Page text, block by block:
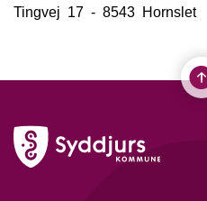
Tingvej 17 - 8543 Hornslet